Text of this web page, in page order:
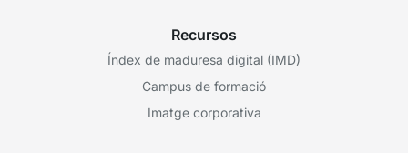
Recursos
Índex de maduresa digital (IMD)
Campus de formació
Imatge corporativa